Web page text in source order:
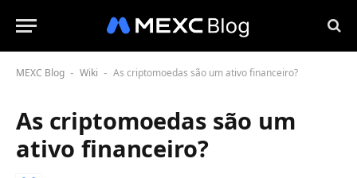
MEXC Blog - Wiki - As criptomoedas são um ativo financeiro?
As criptomoedas são um
ativo financeiro?